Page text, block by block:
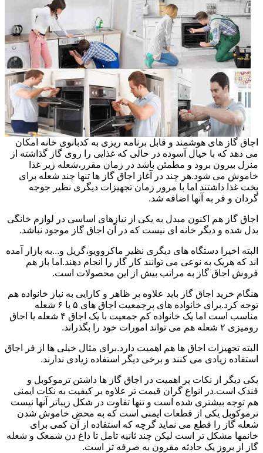
اجاق گاز های هوشمند و قابل برنامه ریزی به کدبانوی خانه امکان
می دهد که با خیال آسوده در حالی که غذایی را روی گاز گذاشته از
منزل بیرون برود و مطمئن باشد در زمان مقرر،شعله زیر غذا
خاموش می شود.هر چند در آغاز اجاق گاز ها تنها چند شعله برای
پخت غذا داشتند اما با مرور زمان تجهیزات دیگری نظیر جوجه
گردان و فر به آنها اضافه شد.
اجاق گاز هم اکنون مبدل به یکی از نیازهای اساسی در لوازم خانگی
بدل شده و دیگر خانه ای نیست که در آن اجاق گاز موجود نباشد.
البته اخیرا دستگاه های دیگری نظیر ماکروویو،گریل و...به بازار آمده
اند که هریک به نوعی می توانند کار گاز را انجام دهند.اما باز هم
فروش اجاق گاز به مراتب بیش از این محصولات است.
هنگام خرید اجاق گاز باید علاوه بر ظاهر و کارایی به نیاز خانواده هم
توجه کرد.برای خانواده های پرجمعیت اجاق های ۵ یا ۶ شعله
مناسب است اما یک خانواده کم جمعیت با یک اجاق ۴ شعله یا اجاق
رومیزی ۲ شعله هم می تواند امورات خود را بگذراند.
البته تجهیزات اجاق ها هم اهمیت دارد.برای مثال خیلی ها از فر اجاق
استفاده زیادی می کنند و برخی دیگر استفاده زیادی ندارند.
یکی دیگر از نکات پر اهمیت در اجاق گاز ها داشتن ترموکوبل و
فندک است.در انواع گران قیمت تر علاوه بر کیفیت به نکات ایمنی
هم توجه بیشتری شده است و تنها تفاوت در شکل زیباتر آنها نیست
ترموکوبل یکی از قطعات ایمنی است که به محض خاموش شدن
شعله گاز را قطع می نماید گرچه که استفاده از آن کمی برای
خانمها مشکل تر است لیکن چند ثانیه تامل تا داغ دن شمعک و شعله
گاز از بروز یک حادثه مقرون به صرفه تر است.